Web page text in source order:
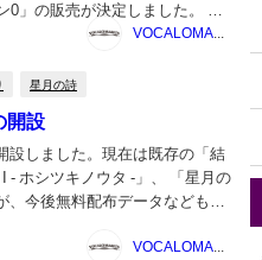
」の販売が決定しました。 開
場所 ：東京都立産業貿
星月の詩
開設
設しました。現在は既存の「結
- ホシツキノウタ -」、 「星月の
今後無料配布データなども増